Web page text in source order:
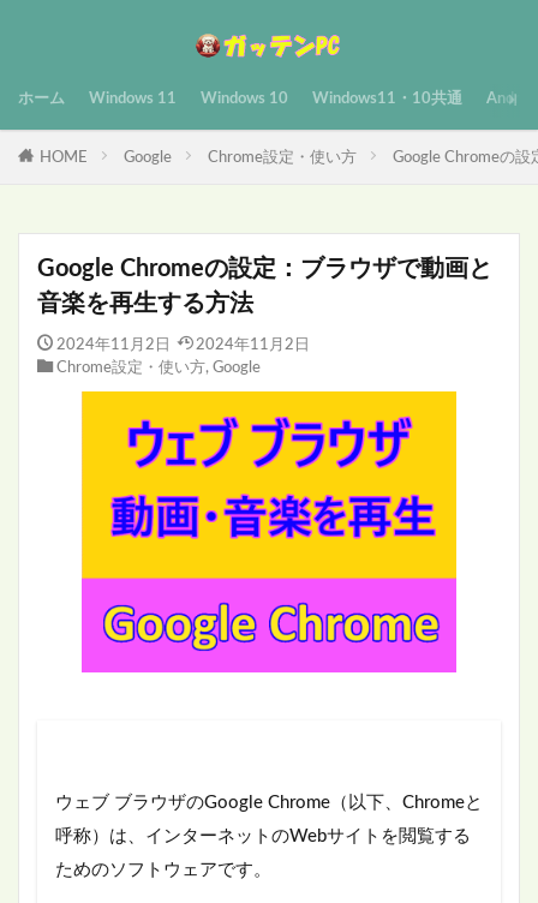
ホーム Windows 11 Windows 10 Windows11・10共通
HOME Google Chrome設定・使い方 Google Chromeの
Google Chromeの設定：ブラウザで動画と
音楽を再生する方法
2024年11月2日
2024年11月2日
Chrome設定・使い方, Google
ウェブ ブラウザのGoogle Chrome（以下、Chromeと
呼称）は、インターネットのWebサイトを閲覧する
ためのソフトウェアです。